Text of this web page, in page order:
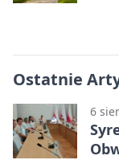
Ostatnie
6